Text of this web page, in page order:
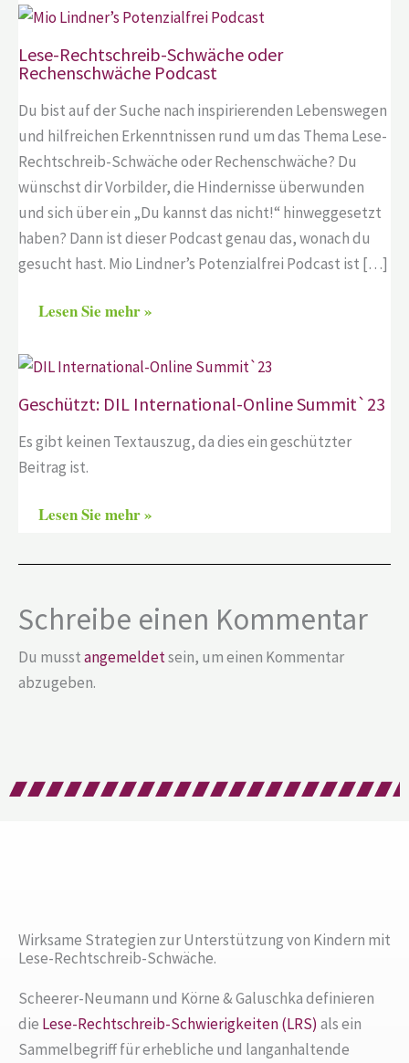
Lese-Rechtschreib-Schwäche oder
Rechenschwäche Podcast
Du bist auf der Suche nach inspirierenden Lebenswegen
und hilfreichen Erkenntnissen rund um das Thema Lese-
Rechtschreib-Schwäche oder Rechenschwäche? Du
wünschst dir Vorbilder, die Hindernisse überwunden
und sich über ein „Du kannst das nicht!“ hinweggesetzt
haben? Dann ist dieser Podcast genau das, wonach du
gesucht hast. Mio Lindner’s Potenzialfrei Podcast ist […]
Lesen Sie mehr »
Geschützt: DIL International-Online Summit`23
Es gibt keinen Textauszug, da dies ein geschützter
Beitrag ist.
Lesen Sie mehr »
Schreibe einen Kommentar
Du musstangemeldetsein, um einen Kommentar
abzugeben.
Wirksame Strategien zur Unterstützung von Kindern mit
Lese-Rechtschreib-Schwäche.
Scheerer-Neumann und Körne & Galuschka definieren
die Lese-Rechtschreib-Schwierigkeiten (LRS) als ein
Sammelbegriff für erhebliche und langanhaltende